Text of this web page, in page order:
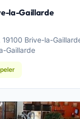
la-Gaillarde
Brive-la-
Gaillarde